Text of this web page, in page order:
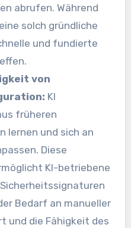
abrufen. Während
eine solch gründliche
und fundierte
von
KI
früheren
lernen und sich an
Diese
KI-betriebene
Bedarf an manueller
und die Fähigkeit des